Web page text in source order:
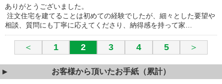
ありがとうございました。
注文住宅を建てることは初めての経験でしたが、細々とした要望や
相談、質問にも丁寧に応えてくださり、納得感を持って家…
＜ 1 2 3 4 5 ＞
お客様から頂いたお手紙（累計）